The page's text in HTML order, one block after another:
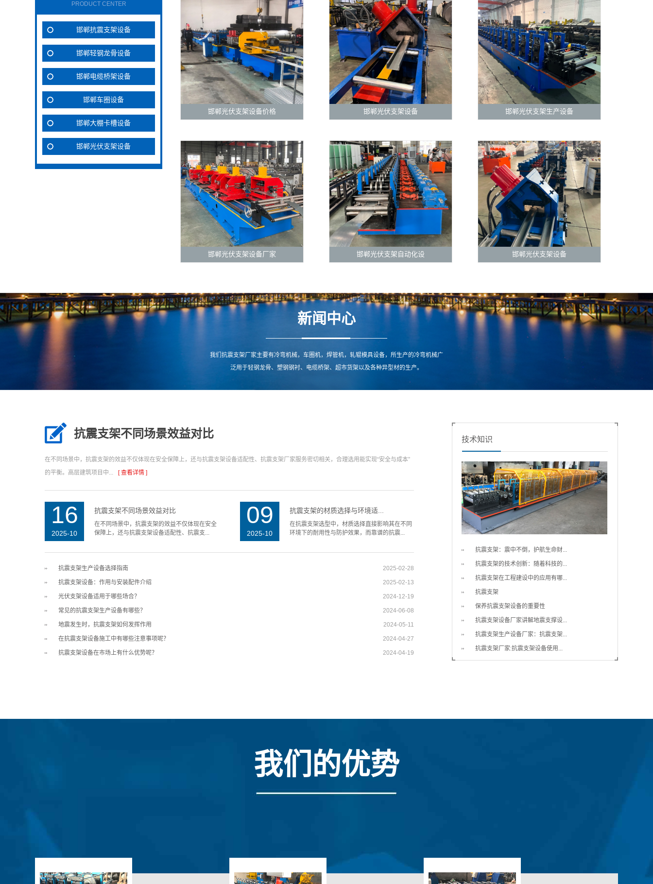
PRODUCT CENTER
邯郸抗震支架设备
邯郸轻钢龙骨设备
邯郸电缆桥架设备
邯郸车圈设备
邯郸大棚卡槽设备
邯郸光伏支架设备
邯郸光伏支架设备价格 邯郸光伏支架设备 邯郸光伏支架生产设备
邯郸光伏支架设备厂家 邯郸光伏支架自动化设 邯郸光伏支架设备
新闻中心
我们抗震支架厂家主要有冷弯机械，车圈机，焊管机，轧辊模具设备，所生产的冷弯机械广
泛用于轻钢龙骨、塑钢钢衬、电缆桥架、超市货架以及各种异型材的生产。
抗震支架不同场景效益对比
在不同场景中，抗震支架的效益不仅体现在安全保障上，还与抗震支架设备适配性、抗震支架厂家服务密切相关，合理选用能实现“安全与成本”
的平衡。高层建筑项目中...
[ 查看详情 ]
16
2025-10
抗震支架不同场景效益对比
在不同场景中，抗震支架的效益不仅体现在安全
保障上，还与抗震支架设备适配性、抗震支...
09
2025-10
抗震支架的材质选择与环境适...
在抗震支架选型中，材质选择直接影响其在不同
环境下的耐用性与防护效果，而靠谱的抗震...
抗震支架生产设备选择指南 2025-02-28
抗震支架设备：作用与安装配件介绍 2025-02-13
光伏支架设备适用于哪些场合？ 2024-12-19
常见的抗震支架生产设备有哪些？ 2024-06-08
地震发生时，抗震支架如何发挥作用 2024-05-11
在抗震支架设备施工中有哪些注意事项呢？ 2024-04-27
抗震支架设备在市场上有什么优势呢？ 2024-04-19
技术知识
抗震支架：震中不倒，护航生命财...
抗震支架的技术创新：随着科技的...
抗震支架在工程建设中的应用有哪...
抗震支架
保养抗震支架设备的重要性
抗震支架设备厂家讲解地震支撑设...
抗震支架生产设备厂家：抗震支架...
抗震支架厂家:抗震支架设备使用...
我们的优势